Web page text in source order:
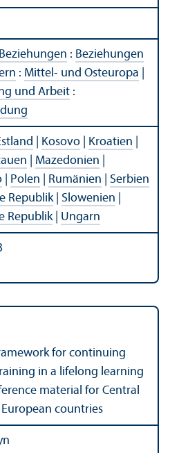
: Beziehungen
: Mittel- und Osteuropa
und Arbeit :
Kosovo Kroatien
Mazedonien
Polen Rumänien
Serbien
Republik| Slowenien
Republik| Ungarn
for continuing
in a lifelong learning
material for Central
countries